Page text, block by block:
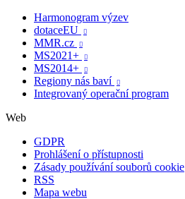
Harmonogram výzev
dotaceEU

MMR.cz 
MS2021+ 
MS2014+ 
Regiony nás baví 
Integrovaný operační program
Web
GDPR
Prohlášení o přístupnosti
Zásady používání souborů cookie
RSS
Mapa webu